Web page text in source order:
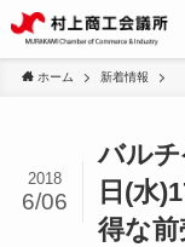
ホーム 新着情報
バル
日(水
得な前
2018
6/06